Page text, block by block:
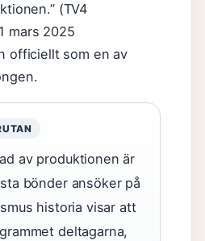
(TV4
mars 2025
officiellt som en av
av produktionen är
bönder ansöker på
historia visar att
deltagarna,